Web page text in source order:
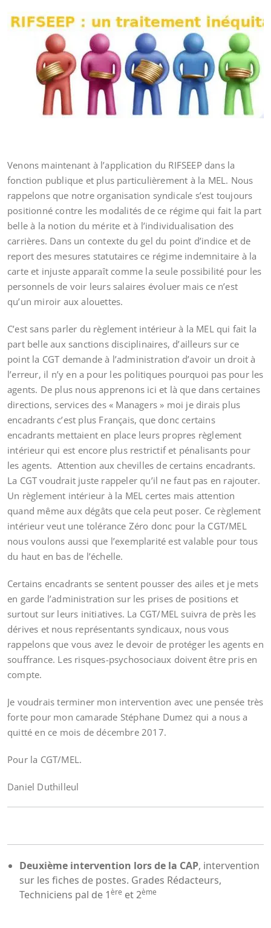
Venons maintenant à l’application du RIFSEEP dans la
fonction publique et plus particulièrement à la MEL. Nous
rappelons que notre organisation syndicale s’est toujours
positionné contre les modalités de ce régime qui fait la part
belle à la notion du mérite et à l’individualisation des
carrières. Dans un contexte du gel du point d’indice et de
report des mesures statutaires ce régime indemnitaire à la
carte et injuste apparaît comme la seule possibilité pour les
personnels de voir leurs salaires évoluer mais ce n’est
qu’un miroir aux alouettes.
C’est sans parler du règlement intérieur à la MEL qui fait la
part belle aux sanctions disciplinaires, d’ailleurs sur ce
point la CGT demande à l’administration d’avoir un droit à
l’erreur, il n’y en a pour les politiques pourquoi pas pour les
agents. De plus nous apprenons ici et là que dans certaines
directions, services des « Managers » moi je dirais plus
encadrants c’est plus Français, que donc certains
encadrants mettaient en place leurs propres règlement
intérieur qui est encore plus restrictif et pénalisants pour
les agents. Attention aux chevilles de certains encadrants.
La CGT voudrait juste rappeler qu’il ne faut pas en rajouter.
Un règlement intérieur à la MEL certes mais attention
quand même aux dégâts que cela peut poser. Ce règlement
intérieur veut une tolérance Zéro donc pour la CGT/MEL
nous voulons aussi que l’exemplarité est valable pour tous
du haut en bas de l’échelle.
Certains encadrants se sentent pousser des ailes et je mets
en garde l’administration sur les prises de positions et
surtout sur leurs initiatives. La CGT/MEL suivra de près les
dérives et nous représentants syndicaux, nous vous
rappelons que vous avez le devoir de protéger les agents en
souffrance. Les risques-psychosociaux doivent être pris en
compte.
Je voudrais terminer mon intervention avec une pensée très
forte pour mon camarade Stéphane Dumez qui a nous a
quitté en ce mois de décembre 2017.
Pour la CGT/MEL.
Daniel Duthilleul
Deuxième intervention lors de la CAP, intervention
sur les fiches de postes. Grades Rédacteurs,
Techniciens pal de 1ère et 2ème